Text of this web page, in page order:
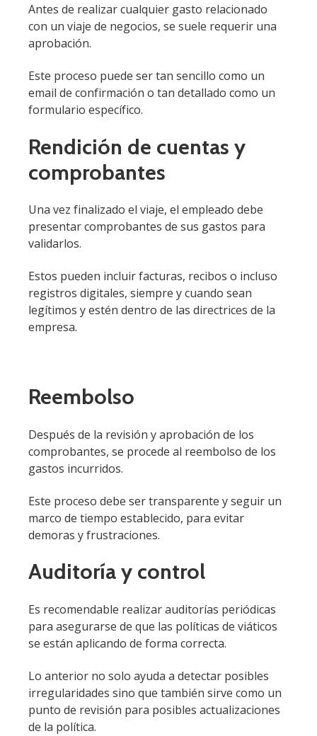
Antes de realizar cualquier gasto relacionado
con un viaje de negocios, se suele requerir una
aprobación.
Este proceso puede ser tan sencillo como un
email de confirmación o tan detallado como un
formulario específico.
Rendición de cuentas y
comprobantes
Una vez finalizado el viaje, el empleado debe
presentar comprobantes de sus gastos para
validarlos.
Estos pueden incluir facturas, recibos o incluso
registros digitales, siempre y cuando sean
legítimos y estén dentro de las directrices de la
empresa.
Reembolso
Después de la revisión y aprobación de los
comprobantes, se procede al reembolso de los
gastos incurridos.
Este proceso debe ser transparente y seguir un
marco de tiempo establecido, para evitar
demoras y frustraciones.
Auditoría y control
Es recomendable realizar auditorías periódicas
para asegurarse de que las políticas de viáticos
se están aplicando de forma correcta.
Lo anterior no solo ayuda a detectar posibles
irregularidades sino que también sirve como un
punto de revisión para posibles actualizaciones
de la política.